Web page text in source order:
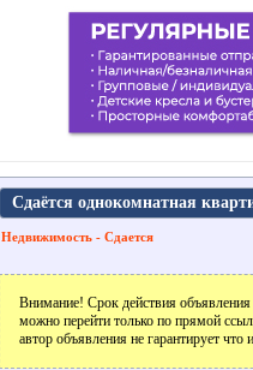
Сдаётся однокомнатная
Недвижимость - Сдается
Внимание! Срок действия
можно перейти только по прямой
автор объявления не гарантирует